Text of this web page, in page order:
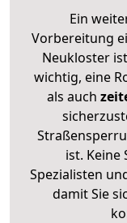
Ein
Vorbereitung
Neukloster
wichtig, eine
als auch
ist. Keine
Spezialisten
damit Sie